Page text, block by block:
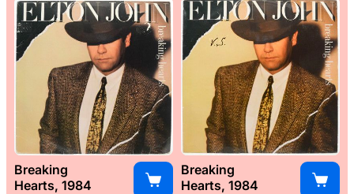
Breaking
Hearts, 1984
Breaking
Hearts, 1984